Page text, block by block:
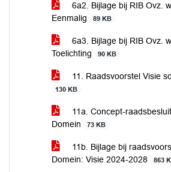
6a2. Bijlage bij RIB Ovz.
Eenmalig
89 KB
6a3. Bijlage bij RIB Ovz.
Toelichting
90 KB
11. Raadsvoorstel Visie
130 KB
11a. Concept-
Domein
73 KB
11b. Bijlage bij
Domein: Visie 2024-2028
863